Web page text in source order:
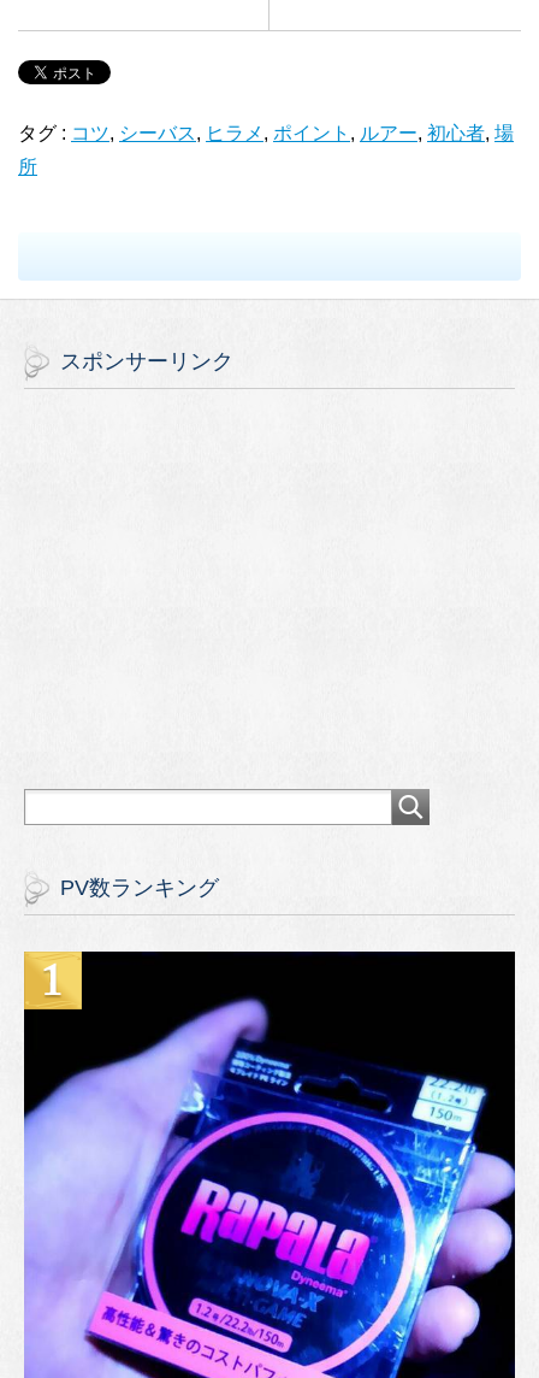
タグ : コツ, シーバス, ヒラメ , ポイント , ルアー, 初心者, 場
所
スポンサーリンク
PV数ランキング